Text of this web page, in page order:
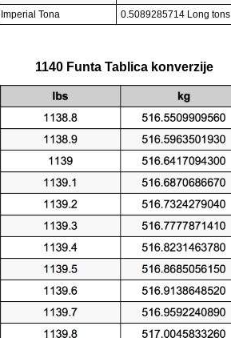
Imperial Tona
0.5089285714 Long tons
1140 Funta Tablica konverzije